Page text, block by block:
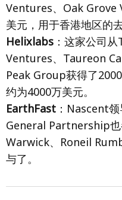
Ventures、Oak Grove
美元，用于香港地区的
Helixlabs ：这家公司
Ventures、Taureon
Peak Group获得了
约为4000万美元。
EarthFast ：Nascent
General Partnership也
Warwick、Roneil
与了。